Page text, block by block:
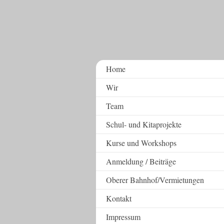
Home
Wir
Team
Schul- und Kitaprojekte
Kurse und Workshops
Anmeldung / Beiträge
Oberer Bahnhof/Vermietungen
Kontakt
Impressum